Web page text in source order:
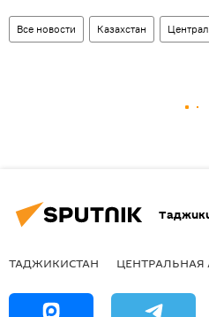
Все новости Казахстан
ТАДЖИКИСТАН ЦЕНТРАЛЬНАЯ